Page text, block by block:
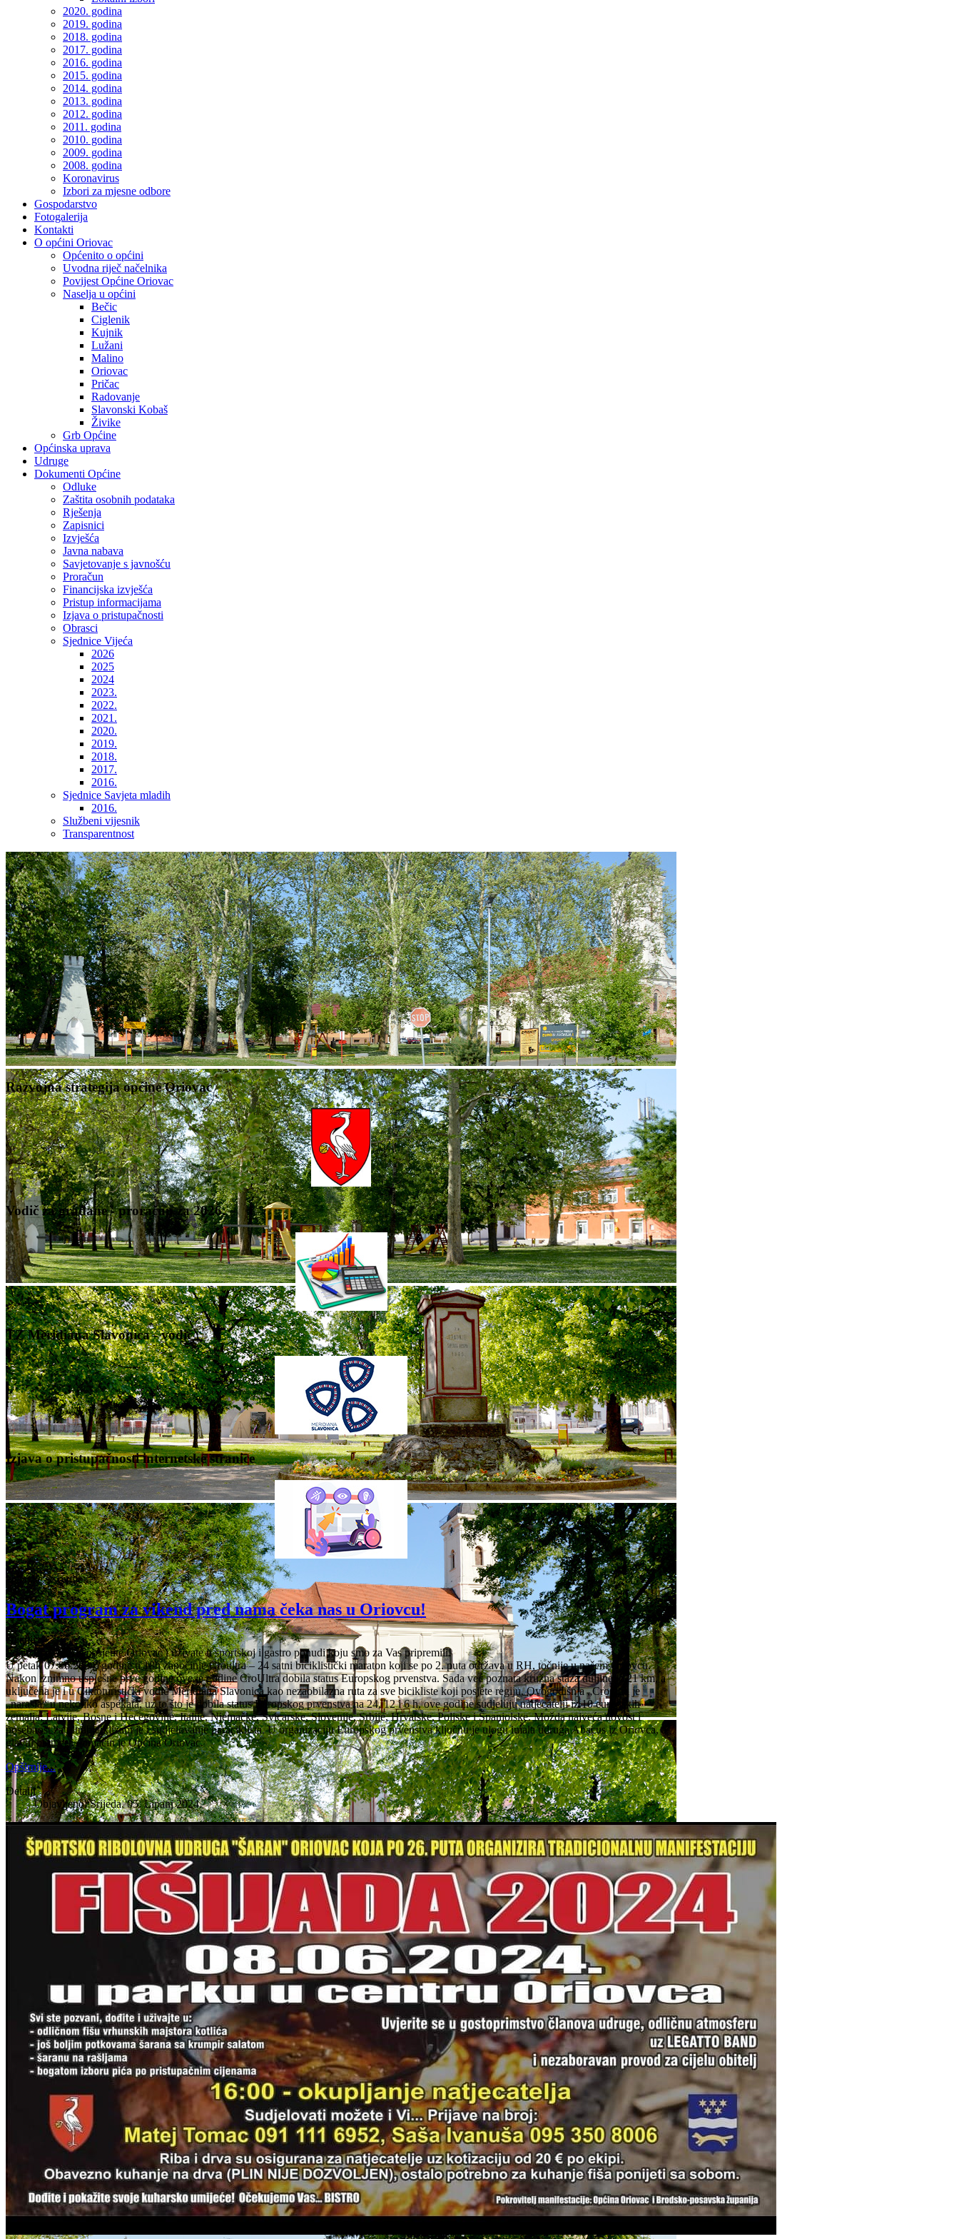
2020. godina
2019. godina
2018. godina
2017. godina
2016. godina
2015. godina
2014. godina
2013. godina
2012. godina
2011. godina
2010. godina
2009. godina
2008. godina
Koronavirus
Izbori za mjesne odbore
Gospodarstvo
Fotogalerija
Kontakti
O općini Oriovac
Općenito o općini
Uvodna riječ načelnika
Povijest Općine Oriovac
Naselja u općini
Bečic
Ciglenik
Kujnik
Lužani
Malino
Oriovac
Pričac
Radovanje
Slavonski Kobaš
Živike
Grb Općine
Općinska uprava
Udruge
Dokumenti Općine
Odluke
Zaštita osobnih podataka
Rješenja
Zapisnici
Izvješća
Javna nabava
Savjetovanje s javnošću
Proračun
Financijska izvješća
Pristup informacijama
Izjava o pristupačnosti
Obrasci
Sjednice Vijeća
2026
2025
2024
2023.
2022.
2021.
2020.
2019.
2018.
2017.
2016.
Sjednice Savjeta mladih
2016.
Službeni vijesnik
Transparentnost
Razvojna strategija općine Oriovac
Vodič za građane - proračun za 2026.
TZ Meridiana Slavonica - vodič
Izjava o pristupačnosti internetske stranice
Nalazite se ovdje:
Bogat program za vikend pred nama čeka nas u Oriovcu!
Detalji
Pozivamo Vas da posjetite Oriovac i uživate u sportskoj i gastro ponudi koju smo za Vas pripremili!
U petak 07.06.2024. godine u 18h započinje Croultra – 24 satni biciklistički maraton koji se po 2. puta održava u RH, točnije u našem Oriovcu.
Nakon iznimno uspješne prve godine ove je godine CroUltra dobila status Europskog prvenstva. Sada već poznata kružna staza duljine je 21 km, a
uključena je i u Cikloturistički vodič Meridiana Slavonica kao nezaobilazna ruta za sve bicikliste koji posjete regiju. Ovogodišnja „Croultra je
„narasla“ u nekoliko aspekata, uz to što je dobila status Europskog prvenstva na 24, 12 i 6 h, ove godine sudjeluju natjecatelji iz 10 europskih
zemalja; Latvije, Bosne i Hecegovine, Italije, Njemačke, Švicarske, Slovenije, Srbije, Hrvatske, Poljske i Španjolske. Možda najveća novost i
posebnost za ultrabiciklizam je i sudjelovanje paraciklista. U organizaciju Europskog prvenstva ključnu je ulogu imala udruga Abacus iz Oriovca, a
glavni partner i domaćin je Općina Oriovac.
Opširnije...
Detalji
Objavljeno: Srijeda, 05. Lipanj 2024.